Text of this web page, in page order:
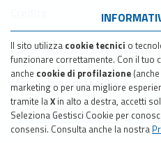
Il sito utilizza cookie tecnici o
funzionare correttamente. Con il tuo
anche cookie di profilazione
marketing o per una migliore
tramite laX in alto a destra, accetti
Seleziona Gestisci Cookie per
consensi. Consulta anche la nostra
Dichiarazione di accessibilita'
Meccanismo di feedback
Pubblicazione obiettivi di